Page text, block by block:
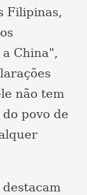
Filipinas,
China",
não tem
povo de